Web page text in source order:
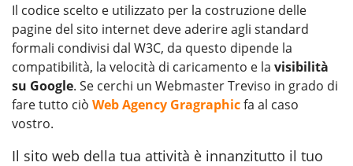
Il codice scelto e utilizzato per la costruzione delle
pagine del sito internet deve aderire agli standard
formali condivisi dal W3C, da questo dipende la
compatibilità, la velocità di caricamento e la visibilità
su Google. Se cerchi un Webmaster Treviso in grado di
fare tutto ciò Web Agency Gragraphicfa al caso
vostro.
Il sito web della tua attività è innanzitutto il tuo